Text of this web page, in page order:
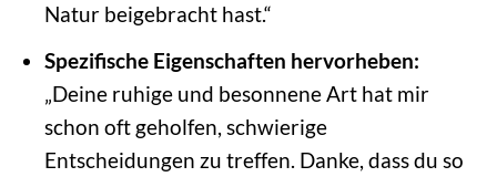
Natur beigebracht hast.“
Spezifische Eigenschaften hervorheben:
„Deine ruhige und besonnene Art hat mir
schon oft geholfen, schwierige
Entscheidungen zu treffen. Danke, dass du so